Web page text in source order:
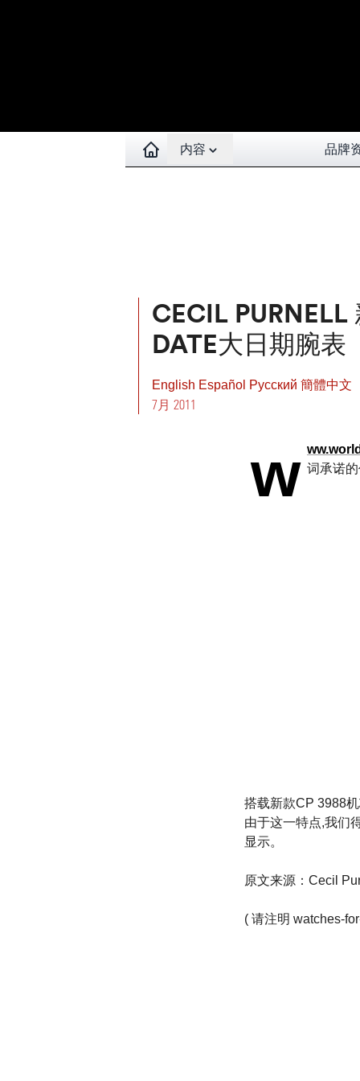
Open contents menu
内容 品牌
CECIL PURNELL
DATE大日期腕表
English Español Pусский 簡體中文
7月 2011
w 词承诺
搭载新款CP 3988
由于这一特点,我们
显示。
原文来源：Cecil
( 请注明 watches-